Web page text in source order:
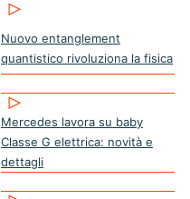
Nuovo entanglement
quantistico rivoluziona la fisica
Mercedes lavora su baby
Classe G elettrica: novità e
dettagli